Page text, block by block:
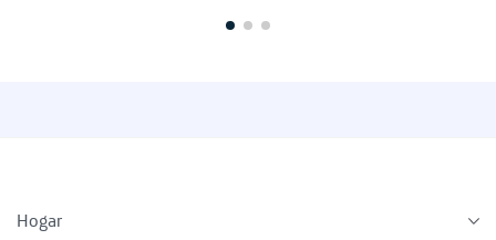
Hogar